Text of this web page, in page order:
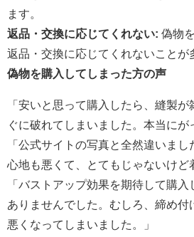
ます。
返品・交換に応じてくれない: 偽物
返品・交換に応じてくれないことが
偽物を購入してしまった方の声
「安いと思って購入したら、縫製
ぐに破れてしまいました。本当にが
「公式サイトの写真と全然違いま
心地も悪くて、とてもじゃないけど
「バストアップ効果を期待して購
ありませんでした。むしろ、締め付
悪くなってしまいました。」